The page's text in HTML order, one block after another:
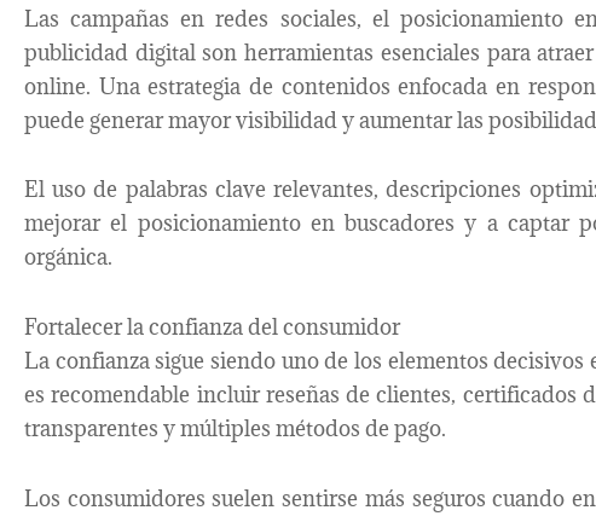
Las campañas en redes sociales, el posicionamiento
publicidad digital son herramientas esenciales para
online. Una estrategia de contenidos enfocada en
puede generar mayor visibilidad y aumentar las
El uso de palabras clave relevantes, descripciones
mejorar el posicionamiento en buscadores y a captar
orgánica.
Fortalecer la confianza del consumidor
La confianza sigue siendo uno de los elementos
es recomendable incluir reseñas de clientes, certificados
transparentes y múltiples métodos de pago.
Los consumidores suelen sentirse más seguros cuando